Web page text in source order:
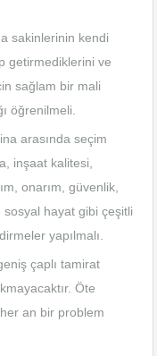
sakinlerinin kendi
getirmediklerini ve
sağlam bir mali
öğrenilmeli.
arasında seçim
inşaat kalitesi,
onarım, güvenlik,
sosyal hayat gibi çeşitli
yapılmalı.
çaplı tamirat
Öte
an bir problem